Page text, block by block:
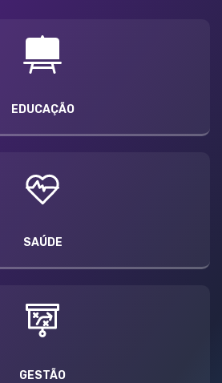
EDUCAÇÃO
SAÚDE
GESTÃO